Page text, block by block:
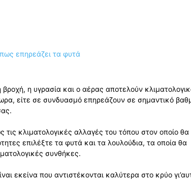
η υγρασία και ο αέρας αποτελούν
είτε σε συνδυασμό επηρεάζουν σε σημαντικό
τις κλιματολογικές αλλαγές του τόπου στον οποίο
επιλέξτε τα φυτά και τα λουλούδια, τα οποία θα
συνθήκες.
εκείνα που αντιστέκονται καλύτερα στο κρύο